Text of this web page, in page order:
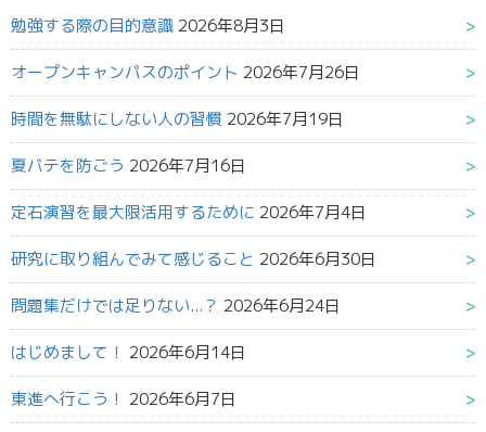
勉強する際の目的意識 2026年8月3日
オープンキャンパスのポイント 2026年7月26日
時間を無駄にしない人の習慣 2026年7月19日
夏バテを防ごう 2026年7月16日
定石演習を最大限活用するために 2026年7月4日
研究に取り組んでみて感じること 2026年6月30日
問題集だけでは足りない...？ 2026年6月24日
はじめまして！ 2026年6月14日
東進へ行こう！ 2026年6月7日